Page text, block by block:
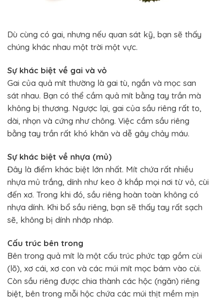
Dù cùng có gai, nhưng nếu quan sát kỹ, bạn sẽ thấy
chúng khác nhau một trời một vực.
Sự khác biệt về gai và vỏ
Gai của quả mít thường là gai tù, ngắn và mọc san
sát nhau. Bạn có thể cầm quả mít bằng tay trần mà
không bị thương. Ngược lại, gai của sầu riêng rất to,
dài, nhọn và cứng như chông. Việc cầm sầu riêng
bằng tay trần rất khó khăn và dễ gây chảy máu.
Sự khác biệt về nhựa (mủ)
Đây là điểm khác biệt lớn nhất. Mít chứa rất nhiều
nhựa mủ trắng, dính như keo ở khắp mọi nơi từ vỏ, cùi
đến xơ. Trong khi đó, sầu riêng hoàn toàn không có
nhựa dính. Khi bổ sầu riêng, bạn sẽ thấy tay rất sạch
sẽ, không bị dính nhớp nháp.
Cấu trúc bên trong
Bên trong quả mít là một cấu trúc phức tạp gồm cùi
(lõ), xơ cái, xơ con và các múi mít mọc bám vào cùi.
Còn sầu riêng được chia thành các hộc (ngăn) riêng
biệt, bên trong mỗi hộc chứa các múi thịt mềm mịn